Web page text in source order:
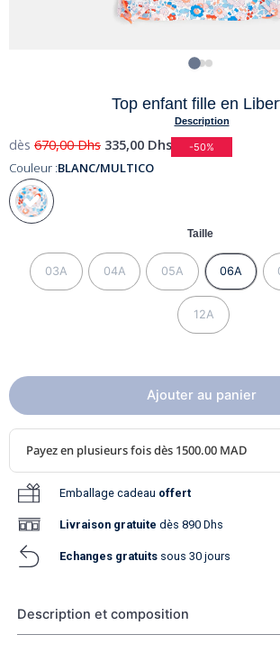
Top enfant fille en
Description
dès 670,00Dhs 335,00 Dhs -50%
Couleur :BLANC/MULTICO
Taille
03A 04A 05A 06A
12A
Ajouter au panier
Emballage cadeau offert
Livraison gratuite dès 890 Dhs
Echanges gratuits sous 30 jours
Description et composition